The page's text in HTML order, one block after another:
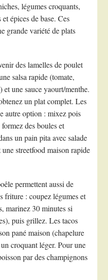
légumes croquants,
épices de base. Ces
grande variété de plats
des lamelles de poulet
salsa rapide (tomate,
une sauce yaourt/menthe.
un plat complet. Les
autre option : mixez pois
des boules et
un pain pita avec salade
streetfood maison rapide
permettent aussi de
friture : coupez légumes et
marinez 30 minutes si
puis grillez. Les tacos
pané maison (chapelure
croquant léger. Pour une
par des champignons